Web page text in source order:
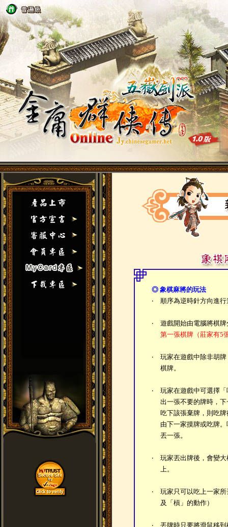
◎ 象棋麻將的玩法
‧
順序為逆時針方向進
‧
遊戲開始由電腦將棋
第一張棋牌（莊家有5
‧
玩家在遊戲中除非胡
棋牌。
‧
玩家在遊戲中可選擇
出一張不要的牌時，
吃下該張棄牌，則吃
由下一家摸牌或吃牌
丟一張。
‧
玩家丟出牌後，會變
上。
‧
玩家只可以吃上一家
及「槓」的動作）
‧
丟牌時只要將滑鼠移